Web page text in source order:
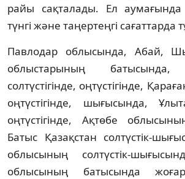
райы сақталады. Ел
түнгі және таңертеңгі
Павлодар облысында, Абай,
облыстарының батысында,
солтүстігінде, оңтүстігінде,
оңтүстігінде, шығысында,
оңтүстігінде, Ақтөбе
Батыс Қазақстан солтүстік-
облысының солтүстік-
облысының батысында